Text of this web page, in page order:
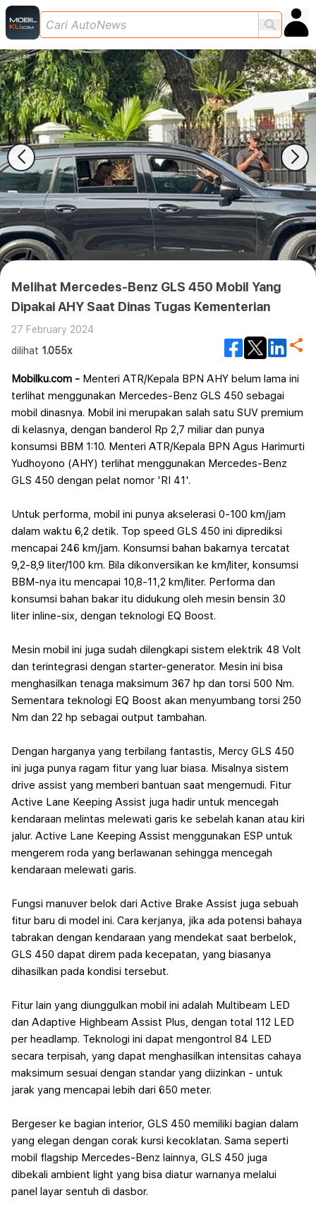
Melihat Mercedes-Benz GLS 450 Mobil Yang
Dipakai AHY Saat Dinas Tugas Kementerian
27 February 2024
dilihat 1.055x
Mobilku.com - Menteri ATR/Kepala BPN AHY belum lama ini
terlihat menggunakan Mercedes-Benz GLS 450 sebagai
mobil dinasnya. Mobil ini merupakan salah satu SUV premium
di kelasnya, dengan banderol Rp 2,7 miliar dan punya
konsumsi BBM 1:10. Menteri ATR/Kepala BPN Agus Harimurti
Yudhoyono (AHY) terlihat menggunakan Mercedes-Benz
GLS 450 dengan pelat nomor 'RI 41'.
Untuk performa, mobil ini punya akselerasi 0-100 km/jam
dalam waktu 6,2 detik. Top speed GLS 450 ini diprediksi
mencapai 246 km/jam. Konsumsi bahan bakarnya tercatat
9,2-8,9 liter/100 km. Bila dikonversikan ke km/liter, konsumsi
BBM-nya itu mencapai 10,8-11,2 km/liter. Performa dan
konsumsi bahan bakar itu didukung oleh mesin bensin 3.0
liter inline-six, dengan teknologi EQ Boost.
Mesin mobil ini juga sudah dilengkapi sistem elektrik 48 Volt
dan terintegrasi dengan starter-generator. Mesin ini bisa
menghasilkan tenaga maksimum 367 hp dan torsi 500 Nm.
Sementara teknologi EQ Boost akan menyumbang torsi 250
Nm dan 22 hp sebagai output tambahan.
Dengan harganya yang terbilang fantastis, Mercy GLS 450
ini juga punya ragam fitur yang luar biasa. Misalnya sistem
drive assist yang memberi bantuan saat mengemudi. Fitur
Active Lane Keeping Assist juga hadir untuk mencegah
kendaraan melintas melewati garis ke sebelah kanan atau kiri
jalur. Active Lane Keeping Assist menggunakan ESP untuk
mengerem roda yang berlawanan sehingga mencegah
kendaraan melewati garis.
Fungsi manuver belok dari Active Brake Assist juga sebuah
fitur baru di model ini. Cara kerjanya, jika ada potensi bahaya
tabrakan dengan kendaraan yang mendekat saat berbelok,
GLS 450 dapat direm pada kecepatan, yang biasanya
dihasilkan pada kondisi tersebut.
Fitur lain yang diunggulkan mobil ini adalah Multibeam LED
dan Adaptive Highbeam Assist Plus, dengan total 112 LED
per headlamp. Teknologi ini dapat mengontrol 84 LED
secara terpisah, yang dapat menghasilkan intensitas cahaya
maksimum sesuai dengan standar yang diizinkan - untuk
jarak yang mencapai lebih dari 650 meter.
Bergeser ke bagian interior, GLS 450 memiliki bagian dalam
yang elegan dengan corak kursi kecoklatan. Sama seperti
mobil flagship Mercedes-Benz lainnya, GLS 450 juga
dibekali ambient light yang bisa diatur warnanya melalui
panel layar sentuh di dasbor.